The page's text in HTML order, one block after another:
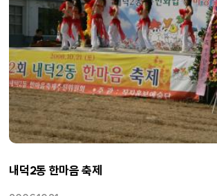
내덕2동 한마음 축제